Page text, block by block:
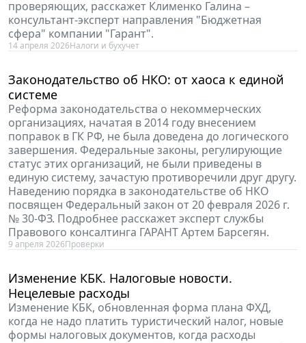
Средства во временном распоряжении – о чем
молчит "Минфин России"
Бухгалтеры госучреждений все чаще вынуждены
отнесения кредиторской задолженности к
просроченной или невостребованной. Особенно
остро это проявляется при работе с кредиторской
задолженностью по средствам во временном
распоряжении. Хотите получить экспертную оценку
сложных вопросов возврата или списания
кредиторской задолженности по КФО 3? Подробнее
расскажет эксперт службы Правового консалтинга
ГАРАНТ Шершнева Анна.
16 апреля 2026Практика